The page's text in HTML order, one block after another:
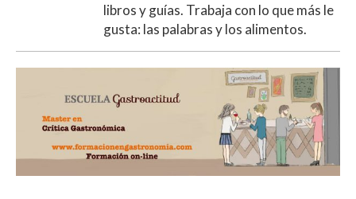
libros y guías. Trabaja con lo que más le
gusta: las palabras y los alimentos.